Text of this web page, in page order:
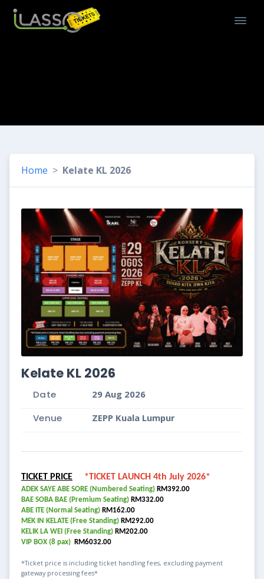
Home Kelate KL 2026
Kelate KL 2026
Date 29 Aug 2026
Venue ZEPP Kuala Lumpur
TICKET PRICE *TICKET LAUNCH 4th July 2026*
ADEK SAYE ABE SORE (Numbered Seating) RM392.00
BAE SOBA BAE (Premium Seating) RM332.00
ABE ITE (Normal Seating) RM162.00
MEK IN KELATE (Free Standing) RM292.00
KELIK LA WEI (Free Standing) RM202.00
VIP BOX (8 pax)
RM6032.00
*Ticket price is including ticket handling fees, excluding payment
gateway processing fees*